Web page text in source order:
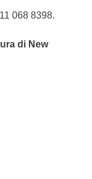
068 8398.
di New